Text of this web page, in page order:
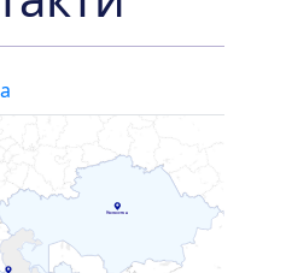
Казахстан